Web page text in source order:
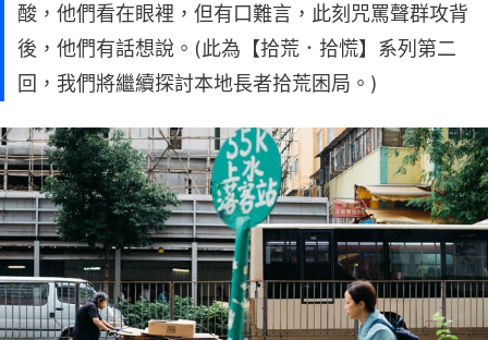
酸，他們看在眼裡，但有口難言，此刻咒罵聲群攻背
後，他們有話想說。(此為【拾荒．拾慌】系列第二
回，我們將繼續探討本地長者拾荒困局。)